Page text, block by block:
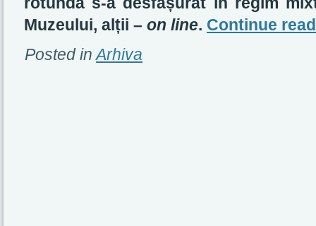
Muzeului, alții – on line. Continue
Posted in Arhiva